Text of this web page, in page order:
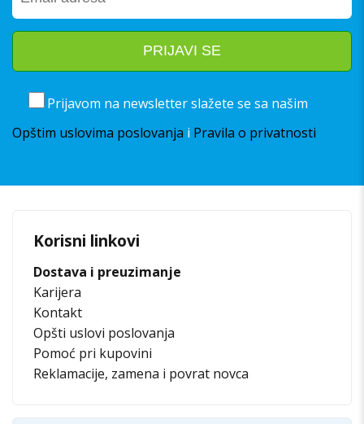
Prijavom na newsletter slažete se sa našim
Opštim uslovima poslovanja i Pravila o privatnosti
Korisni linkovi
Dostava i preuzimanje
Karijera
Kontakt
Opšti uslovi poslovanja
Pomoć pri kupovini
Reklamacije, zamena i povrat novca